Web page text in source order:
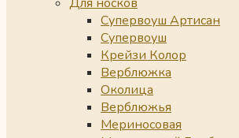
Супервоуш Артисан
Супервоуш
Крейзи Колор
Верблюжка
Околица
Верблюжья
Мериносовая